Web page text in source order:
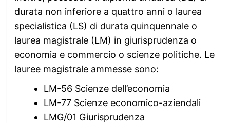
durata non inferiore a quattro anni o laurea
specialistica (LS) di durata quinquennale o
laurea magistrale (LM) in giurisprudenza o
economia e commercio o scienze politiche. Le
lauree magistrale ammesse sono:
LM-56 Scienze dell’economia
LM-77 Scienze economico-aziendali
LMG/01 Giurisprudenza